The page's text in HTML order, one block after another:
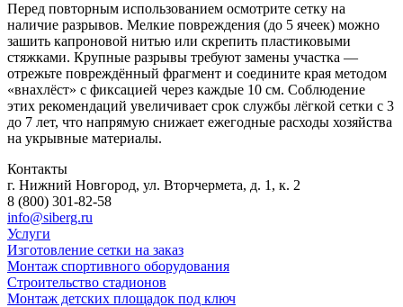
Перед повторным использованием осмотрите сетку на
наличие разрывов. Мелкие повреждения (до 5 ячеек) можно
зашить капроновой нитью или скрепить пластиковыми
стяжками. Крупные разрывы требуют замены участка —
отрежьте повреждённый фрагмент и соедините края методом
«внахлёст» с фиксацией через каждые 10 см. Соблюдение
этих рекомендаций увеличивает срок службы лёгкой сетки с 3
до 7 лет, что напрямую снижает ежегодные расходы хозяйства
на укрывные материалы.
Контакты
г. Нижний Новгород, ул. Вторчермета, д. 1, к. 2
8 (800) 301-82-58
info@siberg.ru
Услуги
Изготовление сетки на заказ
Монтаж спортивного оборудования
Строительство стадионов
Монтаж детских площадок под ключ